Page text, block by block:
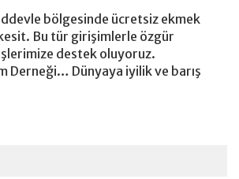
bölgesinde ücretsiz ekmek
kesit. Bu tür girişimlerle özgür
destek oluyoruz.
Derneği… Dünyaya iyilik ve barış